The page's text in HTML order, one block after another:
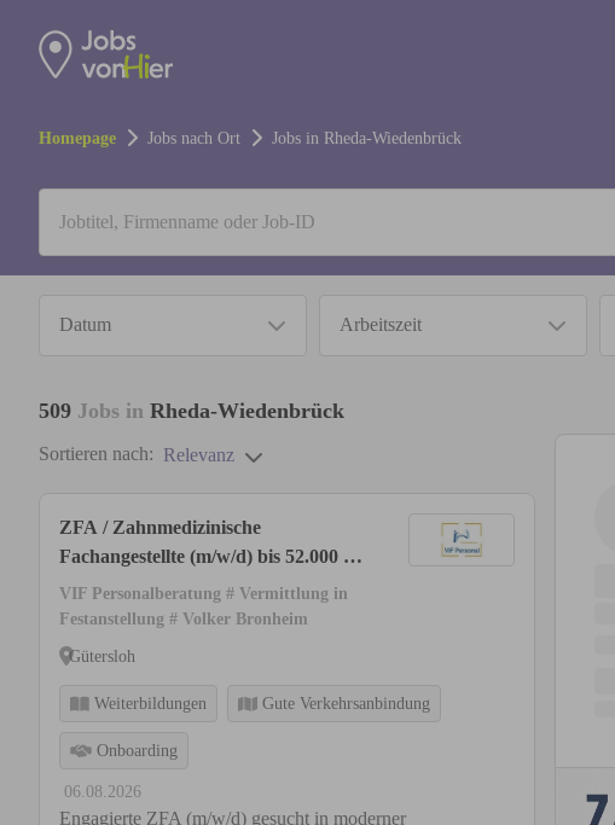
Homepage Jobs nach Ort Jobs in Rheda-Wiedenbrück
Datum Arbeitszeit
509 Jobs in Rheda-Wiedenbrück
Sortieren nach: Relevanz
ZFA / Zahnmedizinische
Fachangestellte (m/w/d) bis 52.000 € I
Raum Gütersloh
VIF Personalberatung # Vermittlung in
Festanstellung # Volker Bronheim
Gütersloh
Weiterbildungen Gute Verkehrsanbindung
Onboarding
06.08.2026
Engagierte ZFA (m/w/d) gesucht in moderner